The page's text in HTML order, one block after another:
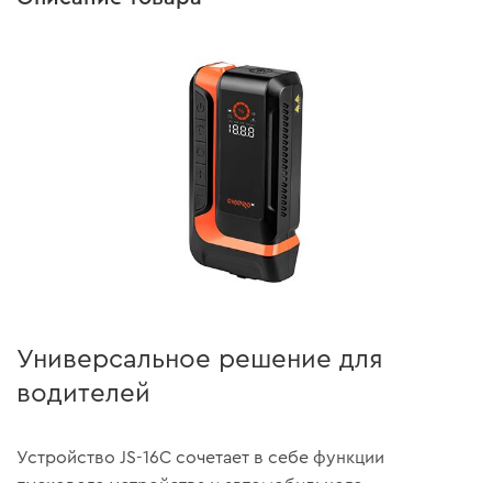
Универсальное решение для
водителей
Устройство JS-16C сочетает в себе функции